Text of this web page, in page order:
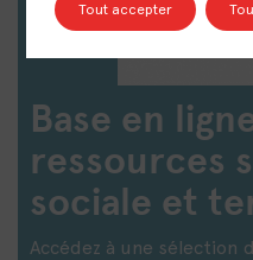
Base en
ressources
sociale et
Accédez à une sélection
Tout accepter